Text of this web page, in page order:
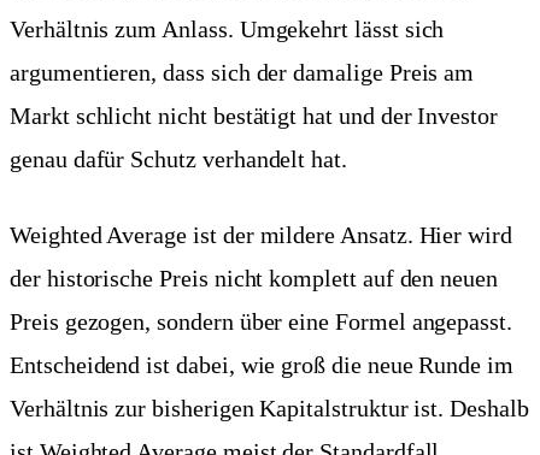
Verhältnis zum Anlass. Umgekehrt lässt sich
argumentieren, dass sich der damalige Preis am
Markt schlicht nicht bestätigt hat und der Investor
genau dafür Schutz verhandelt hat.
Weighted Average ist der mildere Ansatz. Hier wird
der historische Preis nicht komplett auf den neuen
Preis gezogen, sondern über eine Formel angepasst.
Entscheidend ist dabei, wie groß die neue Runde im
Verhältnis zur bisherigen Kapitalstruktur ist. Deshalb